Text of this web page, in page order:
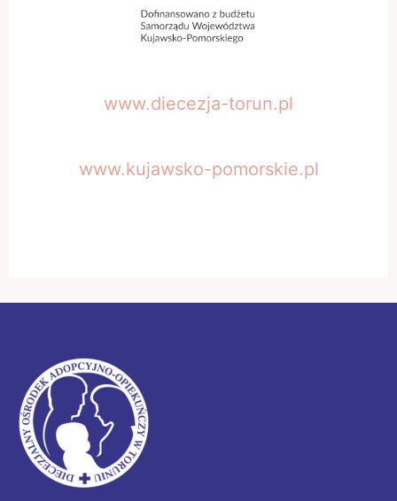
www.diecezja-torun.pl
www.kujawsko-pomorskie.pl